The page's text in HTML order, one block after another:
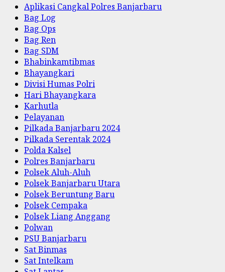
Aplikasi Cangkal Polres Banjarbaru
Bag Log
Bag Ops
Bag Ren
Bag SDM
Bhabinkamtibmas
Bhayangkari
Divisi Humas Polri
Hari Bhayangkara
Karhutla
Pelayanan
Pilkada Banjarbaru 2024
Pilkada Serentak 2024
Polda Kalsel
Polres Banjarbaru
Polsek Aluh-Aluh
Polsek Banjarbaru Utara
Polsek Beruntung Baru
Polsek Cempaka
Polsek Liang Anggang
Polwan
PSU Banjarbaru
Sat Binmas
Sat Intelkam